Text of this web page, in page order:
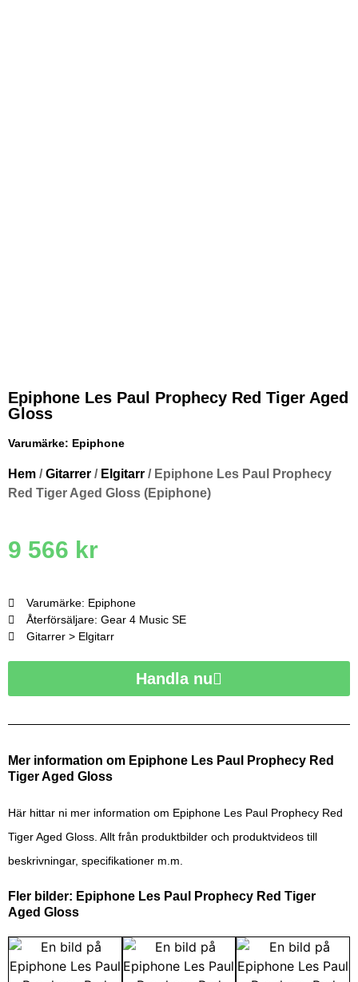
Epiphone Les Paul Prophecy Red Tiger Aged
Gloss
Varumärke: Epiphone
Hem /Gitarrer / Elgitarr / Epiphone Les Paul Prophecy
Red Tiger Aged Gloss (Epiphone)
9 566 kr
Varumärke: Epiphone
Återförsäljare: Gear 4 Music SE
Gitarrer > Elgitarr
Handla nu
Mer information om Epiphone Les Paul Prophecy Red
Tiger Aged Gloss
Här hittar ni mer information om Epiphone Les Paul Prophecy Red
Tiger Aged Gloss. Allt från produktbilder och produktvideos till
beskrivningar, specifikationer m.m.
Fler bilder: Epiphone Les Paul Prophecy Red Tiger
Aged Gloss